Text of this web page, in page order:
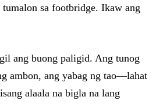
sa footbridge. Ikaw ang
ang buong paligid. Ang tunog
ambon, ang yabag ng tao—lahat
alaala na bigla na lang